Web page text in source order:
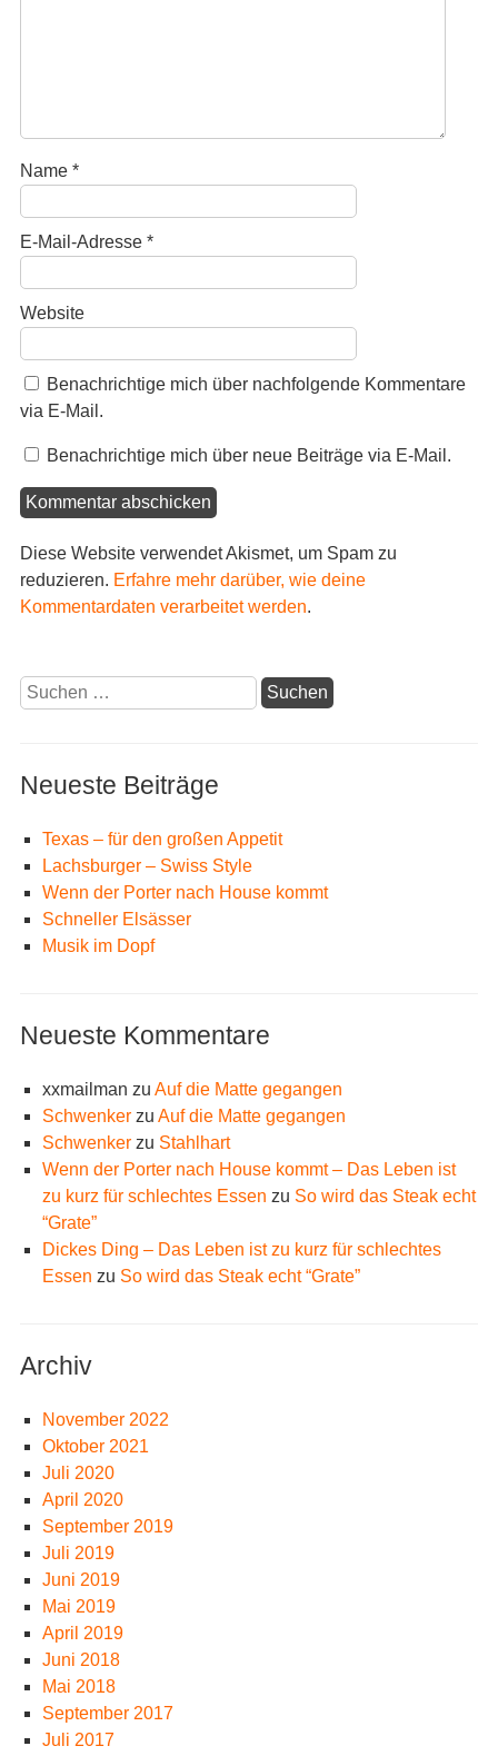
Name *
E-Mail-Adresse *
Website
Benachrichtige mich über nachfolgende Kommentare
via E-Mail.
Benachrichtige mich über neue Beiträge via E-Mail.
Diese Website verwendet Akismet, um Spam zu
reduzieren. Erfahre mehr darüber, wie deine
Kommentardaten verarbeitet werden.
Suchen
nach:
Neueste Beiträge
Texas – für den großen Appetit
Lachsburger – Swiss Style
Wenn der Porter nach House kommt
Schneller Elsässer
Musik im Dopf
Neueste Kommentare
xxmailman zu Auf die Matte gegangen
Schwenkerzu Auf die Matte gegangen
Schwenkerzu Stahlhart
Wenn der Porter nach House kommt – Das Leben ist
zu kurz für schlechtes Essen zu So wird das Steak echt
“Grate”
Dickes Ding – Das Leben ist zu kurz für schlechtes
Essen zu So wird das Steak echt “Grate”
Archiv
November 2022
Oktober 2021
Juli 2020
April 2020
September 2019
Juli 2019
Juni 2019
Mai 2019
April 2019
Juni 2018
Mai 2018
September 2017
Juli 2017